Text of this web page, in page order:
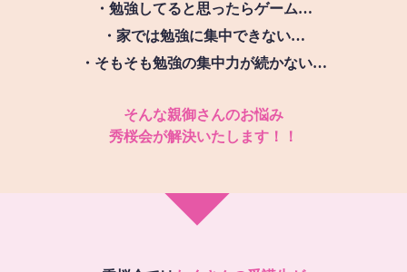
・勉強してると思ったらゲーム…
・家では勉強に集中できない…
・そもそも勉強の集中力が続かない…
そんな親御さんのお悩み
秀桜会が解決いたします！！